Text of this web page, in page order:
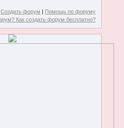
Создать форум | Помощь по форуму